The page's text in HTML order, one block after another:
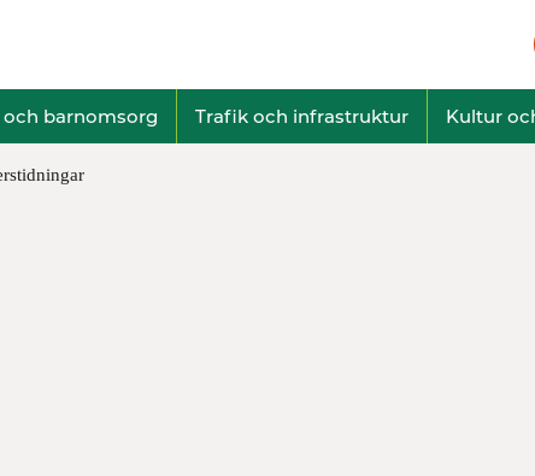
barnomsorg Trafik och infrastruktur Kultur